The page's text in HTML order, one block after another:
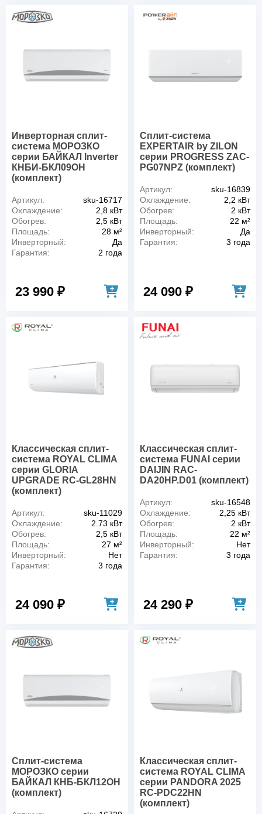
Инверторная сплит-
система МОРОЗКО
серии БАЙКАЛ Inverter
КНБИ-БКЛ09ОН
(комплект)
Артикул:
sku-16717
Охлаждение:
2,8 кВт
Обогрев:
2,5 кВт
Площадь:
28 м²
Инверторный:
Да
Гарантия:
2 года
23 990 ₽
Сплит-система
EXPERTAIR by ZILON
серии PROGRESS ZAC-
PG07NPZ (комплект)
Артикул:
sku-16839
Охлаждение:
2,2 кВт
Обогрев:
2 кВт
Площадь:
22 м²
Инверторный:
Да
Гарантия:
3 года
24 090 ₽
Классическая сплит-
система ROYAL CLIMA
серии GLORIA
UPGRADE RC-GL28HN
(комплект)
Артикул:
sku-11029
Охлаждение:
2.73 кВт
Обогрев:
2,5 кВт
Площадь:
27 м²
Инверторный:
Нет
Гарантия:
3 года
24 090 ₽
Классическая сплит-
система FUNAI серии
DAIJIN RAC-
DA20HP.D01 (комплект)
Артикул:
sku-16548
Охлаждение:
2,25 кВт
Обогрев:
2 кВт
Площадь:
22 м²
Инверторный:
Нет
Гарантия:
3 года
24 290 ₽
Сплит-система
МОРОЗКО серии
БАЙКАЛ КНБ-БКЛ12ОН
(комплект)
Классическая сплит-
система ROYAL CLIMA
серии PANDORA 2025
RC-PDC22HN
(комплект)